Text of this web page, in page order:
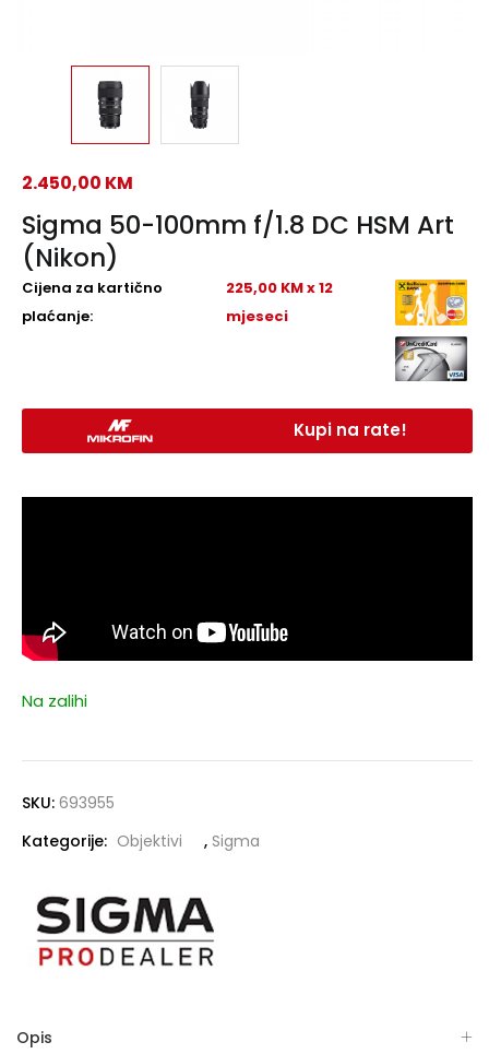
Sigma 50-100mm f/1.8 DC HSM Art
(Nikon)
2.450,00 KM
Cijena za kartično
plaćanje:
225,00 KM x 12
mjeseci
Kupi na rate!
Na zalihi
SKU: 693955
Kategorije: Objektivi , Sigma
Opis